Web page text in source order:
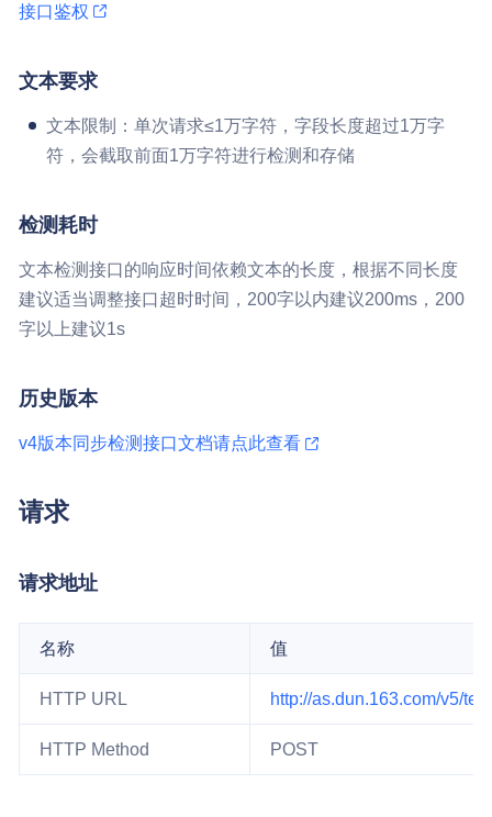
接口鉴权
文本要求
文本限制：单次请求≤1万字符，字段长度超过1万字
符，会截取前面1万字符进行检测和存储
检测耗时
文本检测接口的响应时间依赖文本的长度，根据不同长度
建议适当调整接口超时时间，200字以内建议200ms，200
字以上建议1s
历史版本
v4版本同步检测接口文档请点此查看
请求
请求地址
名称 值
HTTP URL http://as.dun.163.com/v5/
HTTP Method POST